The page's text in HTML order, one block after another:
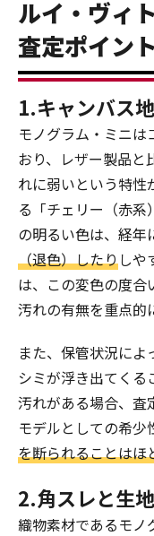
ルイ・ヴィ
査定ポイント
1.キャンバス
モノグラム・ミニは
おり、レザー製品と
れに弱いという特性
る「チェリー（赤
の明るい色は、経年
（退色）したりしや
は、この変色の度合
汚れの有無を重点的
また、保管状況に
シミが浮き出てくる
汚れがある場合、査
モデルとしての希少
を断られることはほ
2.角スレと生
織物素材であるモノ